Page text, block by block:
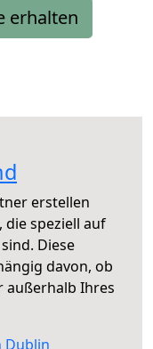
erhalten
erstellen
speziell auf
Diese
davon, ob
außerhalb Ihres
Dublin